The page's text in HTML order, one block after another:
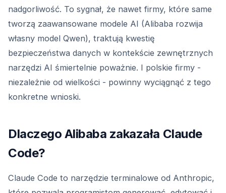
nadgorliwość. To sygnał, że nawet firmy, które same
tworzą zaawansowane modele AI (Alibaba rozwija
własny model Qwen), traktują kwestię
bezpieczeństwa danych w kontekście zewnętrznych
narzędzi AI śmiertelnie poważnie. I polskie firmy -
niezależnie od wielkości - powinny wyciągnąć z tego
konkretne wnioski.
Dlaczego Alibaba zakazała Claude
Code?
Claude Code to narzędzie terminalowe od Anthropic,